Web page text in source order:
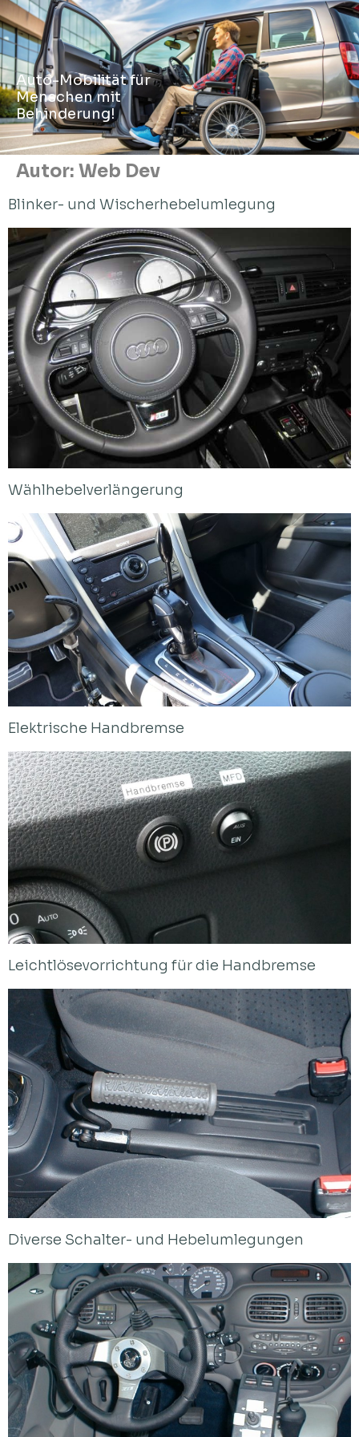
Auto-Mobilität für
Menschen mit
Behinderung!
Autor: Web Dev
Blinker- und Wischerhebelumlegung
Wählhebelverlängerung
Elektrische Handbremse
Leichtlösevorrichtung für die Handbremse
Diverse Schalter- und Hebelumlegungen